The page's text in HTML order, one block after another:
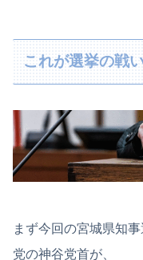
これが選挙の戦
まず今回の宮城県知
党の神谷党首が、